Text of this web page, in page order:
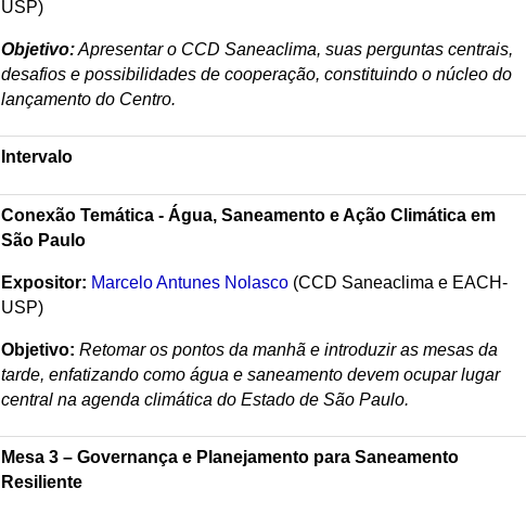
USP)
Objetivo:Apresentar o CCD Saneaclima, suas perguntas centrais,
desafios e possibilidades de cooperação, constituindo o núcleo do
lançamento do Centro.
Intervalo
Conexão Temática - Água, Saneamento e Ação Climática em
São Paulo
Expositor: Marcelo Antunes Nolasco (CCD Saneaclima e EACH-
USP)
Objetivo:Retomar os pontos da manhã e introduzir as mesas da
tarde, enfatizando como água e saneamento devem ocupar lugar
central na agenda climática do Estado de São Paulo.
Mesa 3 – Governança e Planejamento para Saneamento
Resiliente